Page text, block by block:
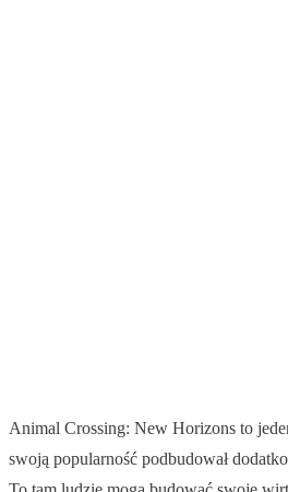
Animal Crossing: New Horizons to
swoją popularność podbudował